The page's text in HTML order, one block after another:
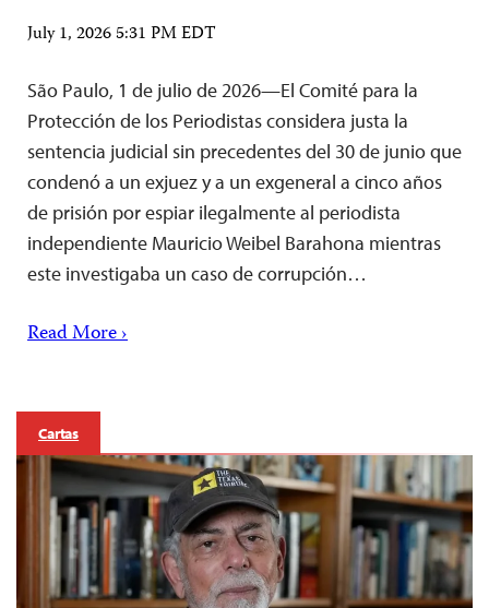
July 1, 2026 5:31 PM EDT
São Paulo, 1 de julio de 2026—El Comité para la
Protección de los Periodistas considera justa la
sentencia judicial sin precedentes del 30 de junio que
condenó a un exjuez y a un exgeneral a cinco años
de prisión por espiar ilegalmente al periodista
independiente Mauricio Weibel Barahona mientras
este investigaba un caso de corrupción…
Read More ›
Cartas